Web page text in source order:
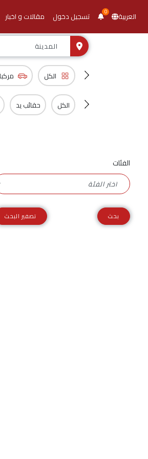
مقالات و اخبار تسجيل دخول 0 العربية
الكل
الكل حقائب يد
الفئات
تصفير البحث